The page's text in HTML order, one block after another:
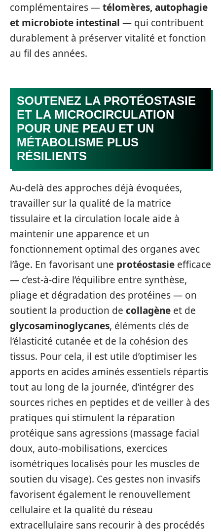
complémentaires —télomères, autophagie
et microbiote intestinal — qui contribuent
durablement à préserver vitalité et fonction
au fil des années.
SOUTENEZ LA PROTÉOSTASIE
ET LA MICROCIRCULATION
POUR UNE PEAU ET UN
MÉTABOLISME PLUS
RÉSILIENTS
Au-delà des approches déjà évoquées,
travailler sur la qualité de la matrice
tissulaire et la circulation locale aide à
maintenir une apparence et un
fonctionnement optimal des organes avec
l’âge. En favorisant une protéostasie efficace
— c’est‑à‑dire l’équilibre entre synthèse,
pliage et dégradation des protéines — on
soutient la production de collagène et de
glycosaminoglycanes, éléments clés de
l’élasticité cutanée et de la cohésion des
tissus. Pour cela, il est utile d’optimiser les
apports en acides aminés essentiels répartis
tout au long de la journée, d’intégrer des
sources riches en peptides et de veiller à des
pratiques qui stimulent la réparation
protéique sans agressions (massage facial
doux, auto‑mobilisations, exercices
isométriques localisés pour les muscles de
soutien du visage). Ces gestes non invasifs
favorisent également le renouvellement
cellulaire et la qualité du réseau
extracellulaire sans recourir à des procédés